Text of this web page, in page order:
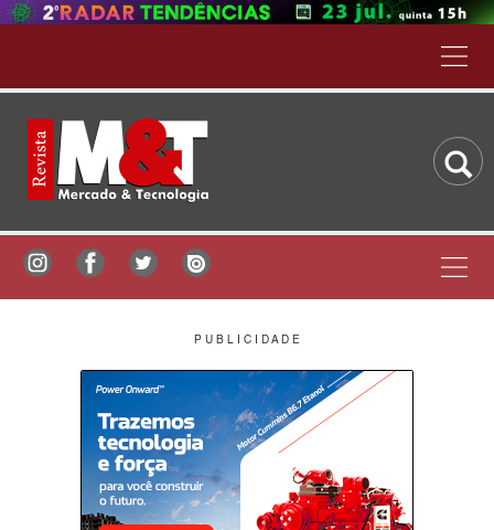
P U B L I C I D A D E